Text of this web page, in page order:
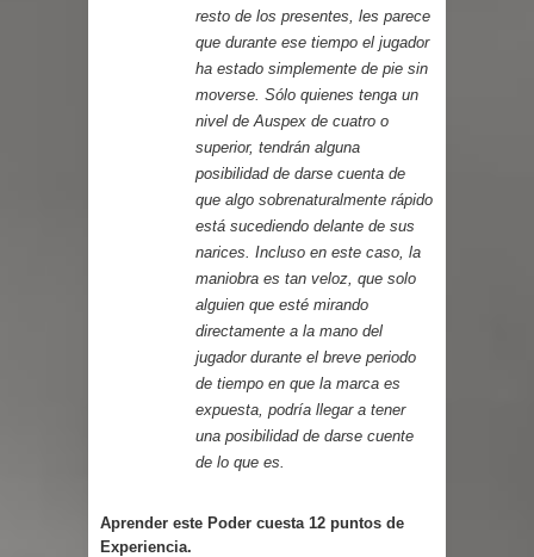
resto de los presentes, les parece
que durante ese tiempo el jugador
ha estado simplemente de pie sin
moverse. Sólo quienes tenga un
nivel de Auspex de cuatro o
superior, tendrán alguna
posibilidad de darse cuenta de
que algo sobrenaturalmente rápido
está sucediendo delante de sus
narices. Incluso en este caso, la
maniobra es tan veloz, que solo
alguien que esté mirando
directamente a la mano del
jugador durante el breve periodo
de tiempo en que la marca es
expuesta, podría llegar a tener
una posibilidad de darse cuente
de lo que es.
Aprender este Poder cuesta 12 puntos de
Experiencia.